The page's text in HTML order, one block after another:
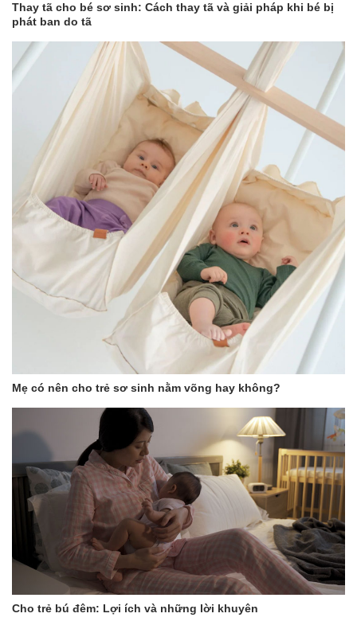
Thay tã cho bé sơ sinh: Cách thay tã và giải pháp khi bé bị
phát ban do tã
Mẹ có nên cho trẻ sơ sinh nằm võng hay không?
Cho trẻ bú đêm: Lợi ích và những lời khuyên